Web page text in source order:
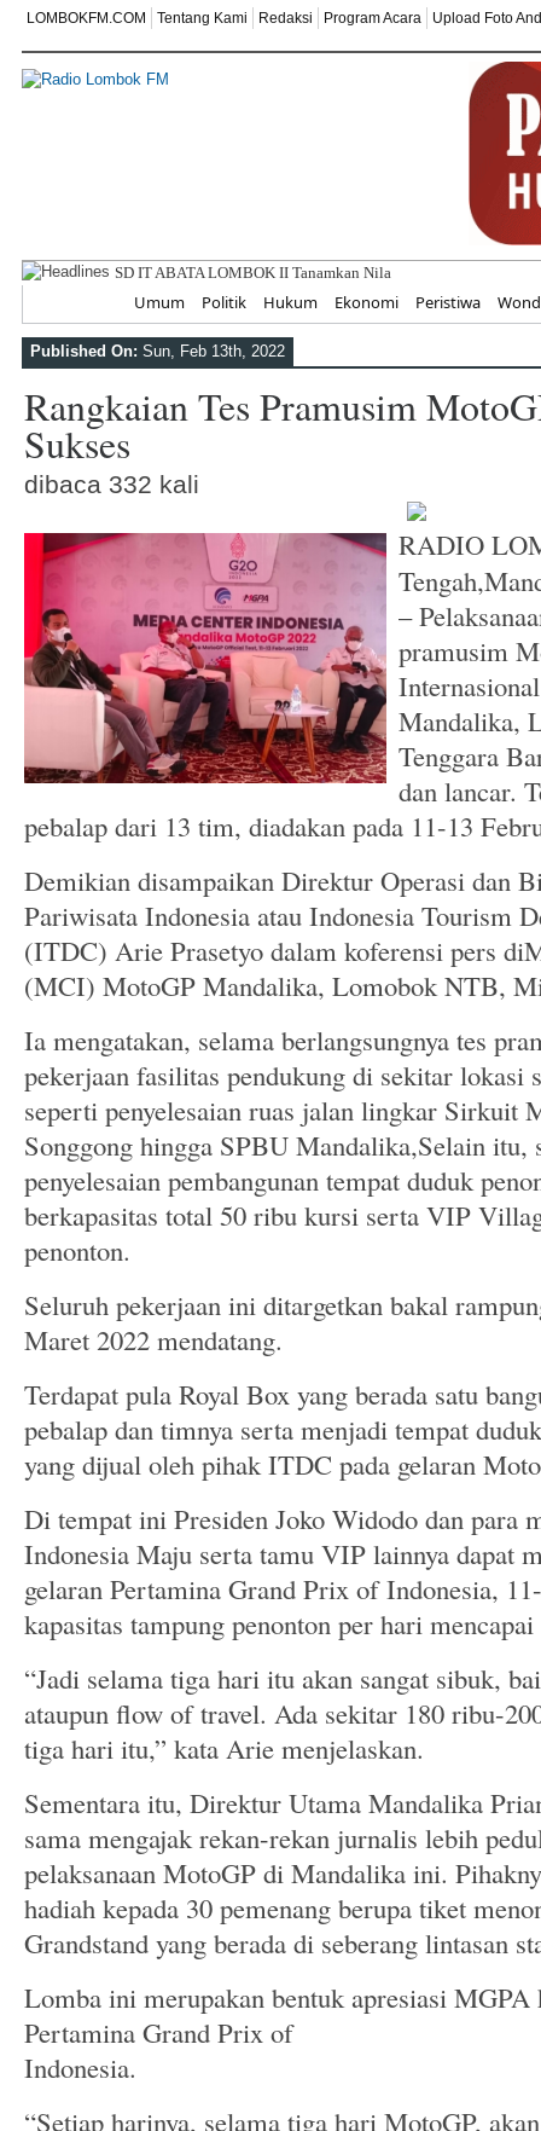
LOMBOKFM.COM Tentang Kami Redaksi Program Acara Upload Foto
SD IT ABATA LOMBOK II Tanamkan Nilai Kemerdekaan Melalu
Umum Politik Hukum Ekonomi Peristiwa
Published On: Sun, Feb 13th, 2022
Rangkaian Tes Pramusim
Sukses
dibaca 332 kali
RADIO
–
pramusim
Mandalika,
Tenggara
dan lancar.
pebalap dari 13 tim, diadakan pada 11-13
Demikian disampaikan Direktur Operasi dan
Pariwisata Indonesia atau Indonesia Tourism
(ITDC) Arie Prasetyo dalam koferensi pers
(MCI) MotoGP Mandalika, Lomobok NTB,
Ia mengatakan, selama berlangsungnya tes
pekerjaan fasilitas pendukung di sekitar lokasi
seperti penyelesaian ruas jalan lingkar Sirkuit
Songgong hingga SPBU Mandalika,Selain itu,
penyelesaian pembangunan tempat duduk
berkapasitas total 50 ribu kursi serta VIP
penonton.
Seluruh pekerjaan ini ditargetkan bakal
Maret 2022 mendatang.
Terdapat pula Royal Box yang berada satu
pebalap dan timnya serta menjadi tempat
yang dijual oleh pihak ITDC pada gelaran
Di tempat ini Presiden Joko Widodo dan para
Indonesia Maju serta tamu VIP lainnya dapat
gelaran Pertamina Grand Prix of Indonesia,
kapasitas tampung penonton per hari
“Jadi selama tiga hari itu akan sangat sibuk,
ataupun flow of travel. Ada sekitar 180 ribu-
tiga hari itu,” kata Arie menjelaskan.
Sementara itu, Direktur Utama Mandalika
sama mengajak rekan-rekan jurnalis lebih
pelaksanaan MotoGP di Mandalika ini.
hadiah kepada 30 pemenang berupa tiket
Grandstand yang berada di seberang lintasan
Lomba ini merupakan bentuk apresiasi MGPA
Pertamina Grand Prix of
Indonesia.
“Setiap harinya, selama tiga hari MotoGP,